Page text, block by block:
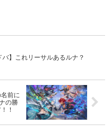
バ】これリーサルあるルナ？
前に
の勝
！